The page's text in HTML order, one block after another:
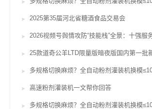
2025第35届河北省糖酒食品交易会
25款道奇公羊LTD限量版暗夜版国内第一批
多规格切换麻烦？全自动粉剂灌装机换模
高速粉剂灌装机一文帮你回答
多规格切换麻烦？全自动粉剂灌装机换模